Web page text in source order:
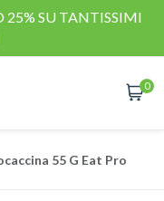
25% SU TANTISSIMI
0
55 G Eat Pro